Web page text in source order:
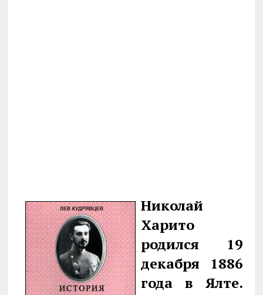
Николай
Харито
родился 19
декабря 1886
года в Ялте.